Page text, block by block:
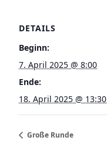
DETAILS
Beginn:
7. April 2025 @ 8:00
Ende:
18. April 2025 @ 13:30
Große Runde